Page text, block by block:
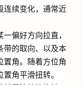
连续变化，通常近
偏好方向拉直，
带的取向、以及本
角。随着方位角
角平滑扭转。